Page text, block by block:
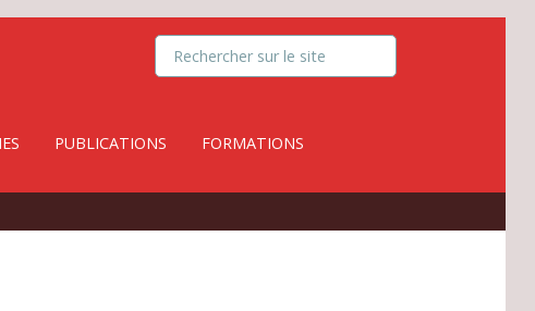
PUBLICATIONS FORMATIONS